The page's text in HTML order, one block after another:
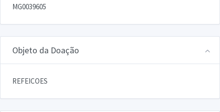
MG0039605
Objeto da Doação
REFEICOES